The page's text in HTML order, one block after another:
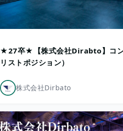
★27卒★【株式会社Dirabto】コン
リストポジション）
株式会社Dirbato